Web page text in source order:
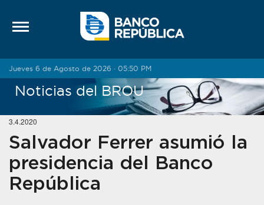
Jueves 6 de Agosto de 2026 · 05:50 PM
Noticias del BROU
3.4.2020
Salvador Ferrer asumió la
presidencia del Banco
República